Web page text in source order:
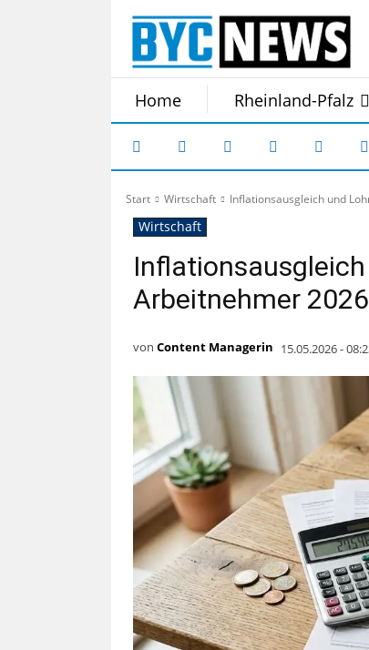
Home Rheinland-Pfalz
Start Wirtschaft Inflationsausgleich und
Wirtschaft
Arbeitnehmer
von Content Managerin 15.05.2026 -